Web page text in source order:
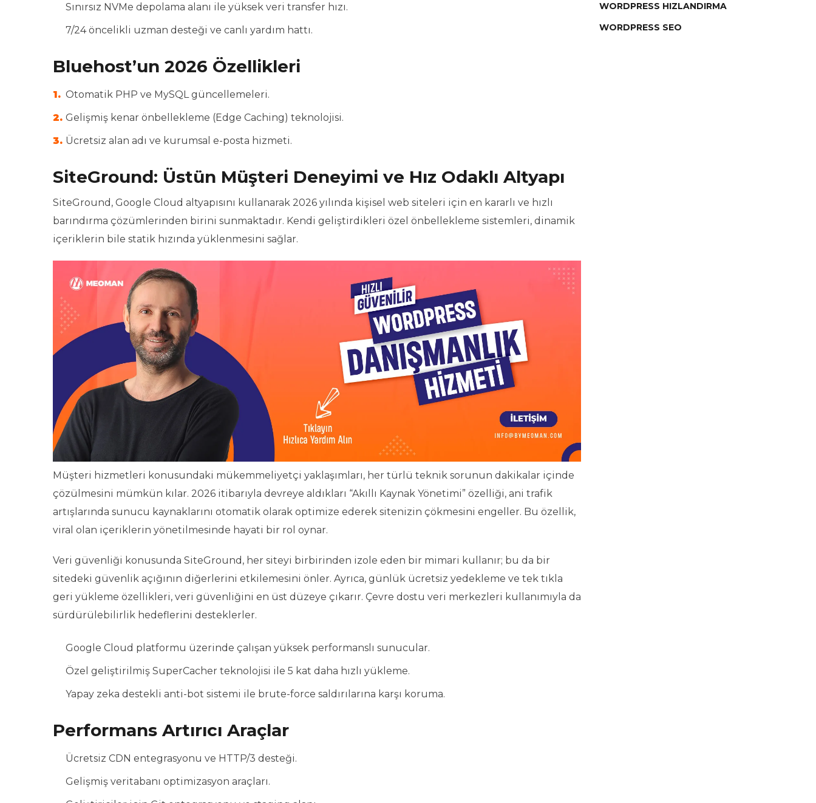
Sınırsız NVMe depolama alanı ile yüksek veri transfer hızı.
7/24 öncelikli uzman desteği ve canlı yardım hattı.
Bluehost’un 2026 Özellikleri
Otomatik PHP ve MySQL güncellemeleri.
Gelişmiş kenar önbellekleme (Edge Caching) teknolojisi.
Ücretsiz alan adı ve kurumsal e-posta hizmeti.
SiteGround: Üstün Müşteri Deneyimi ve Hız Odaklı Altyapı
SiteGround, Google Cloud altyapısını kullanarak 2026 yılında kişisel web siteleri için en kararlı ve hızlı
barındırma çözümlerinden birini sunmaktadır. Kendi geliştirdikleri özel önbellekleme sistemleri, dinamik
içeriklerin bile statik hızında yüklenmesini sağlar.
Müşteri hizmetleri konusundaki mükemmeliyetçi yaklaşımları, her türlü teknik sorunun dakikalar içinde
çözülmesini mümkün kılar. 2026 itibarıyla devreye aldıkları “Akıllı Kaynak Yönetimi” özelliği, ani trafik
artışlarında sunucu kaynaklarını otomatik olarak optimize ederek sitenizin çökmesini engeller. Bu özellik,
viral olan içeriklerin yönetilmesinde hayati bir rol oynar.
Veri güvenliği konusunda SiteGround, her siteyi birbirinden izole eden bir mimari kullanır; bu da bir
sitedeki güvenlik açığının diğerlerini etkilemesini önler. Ayrıca, günlük ücretsiz yedekleme ve tek tıkla
geri yükleme özellikleri, veri güvenliğini en üst düzeye çıkarır. Çevre dostu veri merkezleri kullanımıyla da
sürdürülebilirlik hedeflerini desteklerler.
Google Cloud platformu üzerinde çalışan yüksek performanslı sunucular.
Özel geliştirilmiş SuperCacher teknolojisi ile 5 kat daha hızlı yükleme.
Yapay zeka destekli anti-bot sistemi ile brute-force saldırılarına karşı koruma.
Performans Artırıcı Araçlar
Ücretsiz CDN entegrasyonu ve HTTP/3 desteği.
Gelişmiş veritabanı optimizasyon araçları.
WORDPRESS HIZLANDIRMA
WORDPRESS SEO